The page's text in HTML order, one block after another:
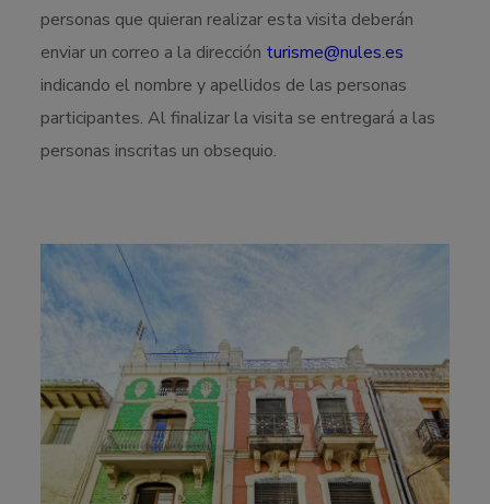
personas que quieran realizar esta visita deberán
enviar un correo a la dirección turisme@nules.es
indicando el nombre y apellidos de las personas
participantes. Al finalizar la visita se entregará a las
personas inscritas un obsequio.